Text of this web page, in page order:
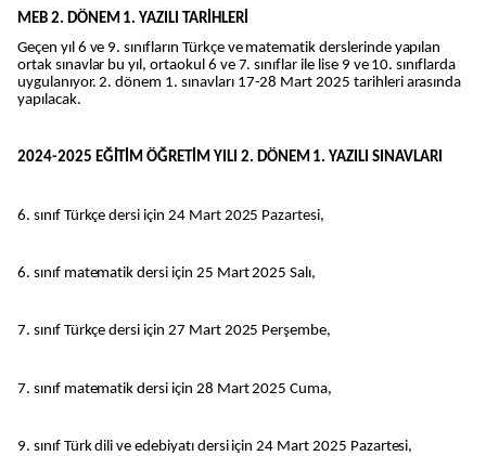
MEB 2. DÖNEM 1. YAZILI TARİHLERİ
Geçen yıl 6 ve 9. sınıfların Türkçe ve matematik derslerinde yapılan
ortak sınavlar bu yıl, ortaokul 6 ve 7. sınıflar ile lise 9 ve 10. sınıflarda
uygulanıyor. 2. dönem 1. sınavları 17-28 Mart 2025 tarihleri arasında
yapılacak.
2024-2025 EĞİTİM ÖĞRETİM YILI 2. DÖNEM 1. YAZILI SINAVLARI
6. sınıf Türkçe dersi için 24 Mart 2025 Pazartesi,
6. sınıf matematik dersi için 25 Mart 2025 Salı,
7. sınıf Türkçe dersi için 27 Mart 2025 Perşembe,
7. sınıf matematik dersi için 28 Mart 2025 Cuma,
9. sınıf Türk dili ve edebiyatı dersi için 24 Mart 2025 Pazartesi,